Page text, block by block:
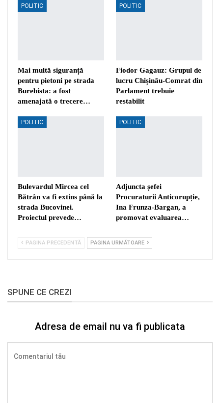
POLITIC
Mai multă siguranță
pentru pietoni pe strada
Burebista: a fost
amenajată o trecere…
POLITIC
Fiodor Gagauz: Grupul de
lucru Chișinău-Comrat din
Parlament trebuie
restabilit
POLITIC
Bulevardul Mircea cel
Bătrân va fi extins până la
strada Bucovinei.
Proiectul prevede…
POLITIC
Adjuncta șefei
Procuraturii Anticorupție,
Ina Frunza-Bargan, a
promovat evaluarea…
PAGINA PRECEDENTĂ PAGINA URMĂTOARE
SPUNE CE CREZI
Adresa de email nu va fi publicata